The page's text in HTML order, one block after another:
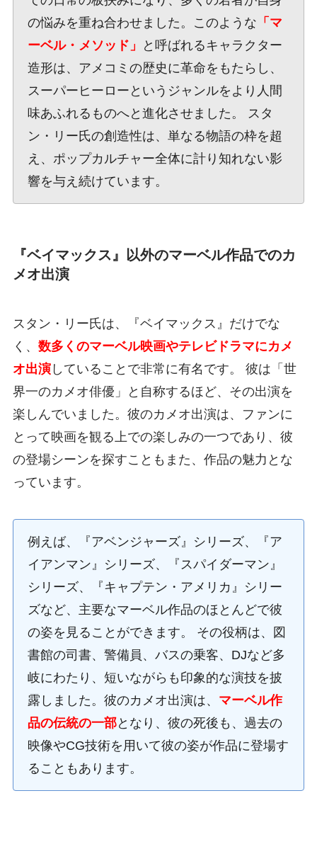
の悩みを重ね合わせました。このような 「マ
ーベル・メソッド」
と呼ばれるキャラクター
造形は、アメコミの歴史に革命をもたらし、
スーパーヒーローというジャンルをより人間
味あふれるものへと進化させました。 スタ
ン・リー氏の創造性は、単なる物語の枠を超
え、ポップカルチャー全体に計り知れない影
響を与え続けています。
『ベイマックス』以外のマーベル作品でのカ
メオ出演
スタン・リー氏は、『ベイマックス』だけでな
く、 数多くのマーベル映画やテレビドラマにカメ
オ出演していることで非常に有名です。 彼は「世
界一のカメオ俳優」と自称するほど、その出演を
楽しんでいました。彼のカメオ出演は、ファンに
とって映画を観る上での楽しみの一つであり、彼
の登場シーンを探すこともまた、作品の魅力とな
っています。
例えば、『アベンジャーズ』シリーズ、『ア
イアンマン』シリーズ、『スパイダーマン』
シリーズ、『キャプテン・アメリカ』シリー
ズなど、主要なマーベル作品のほとんどで彼
の姿を見ることができます。 その役柄は、図
書館の司書、警備員、バスの乗客、DJなど多
岐にわたり、短いながらも印象的な演技を披
露しました。彼のカメオ出演は、 マーベル作
品の伝統の一部となり、彼の死後も、過去の
映像やCG技術を用いて彼の姿が作品に登場す
ることもあります。